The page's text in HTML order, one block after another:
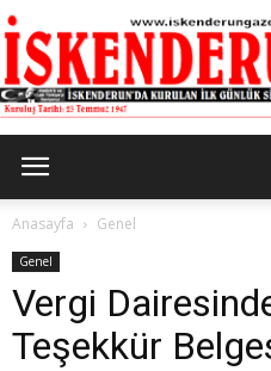
Anasayfa Genel
Genel
Vergi
Teşekkür